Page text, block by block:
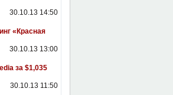
30.10.13 14:50
«Красная
30.10.13 13:00
за $1,035
30.10.13 11:50